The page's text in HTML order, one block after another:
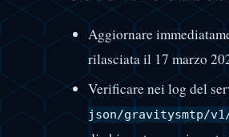
Aggiornare
rilasciata il 17 marzo
Verificare nei log del
json/gravitysmtp/